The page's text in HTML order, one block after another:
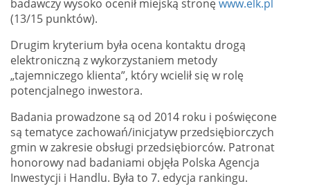
badawczy wysoko ocenił miejską stronęwww.elk.pl
(13/15 punktów).
Drugim kryterium była ocena kontaktu drogą
elektroniczną z wykorzystaniem metody
„tajemniczego klienta”, który wcielił się w rolę
potencjalnego inwestora.
Badania prowadzone są od 2014 roku i poświęcone
są tematyce zachowań/inicjatyw przedsiębiorczych
gmin w zakresie obsługi przedsiębiorców. Patronat
honorowy nad badaniami objęła Polska Agencja
Inwestycji i Handlu. Była to 7. edycja rankingu.